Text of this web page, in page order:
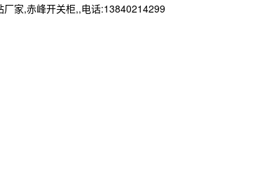
家,赤峰开关柜,,电话:13840214299